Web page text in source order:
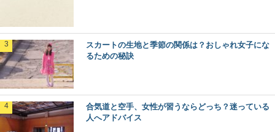
スカートの生地と季節の関係は？おしゃれ女子にな
るための秘訣
合気道と空手、女性が習うならどっち？迷っている
人へアドバイス